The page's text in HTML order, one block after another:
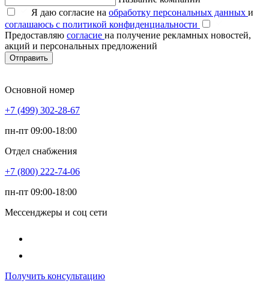
Я даю согласие на обработку персональных данных и
соглашаюсь с политикой конфиденциальности
Предоставляю согласие на получение рекламных новостей,
акций и персональных предложений
Отправить
Основной номер
+7 (499) 302-28-67
пн-пт 09:00-18:00
Отдел снабжения
+7 (800) 222-74-06
пн-пт 09:00-18:00
Мессенджеры и соц сети
Получить консультацию